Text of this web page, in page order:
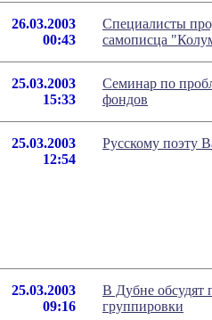
26.03.2003
00:43
Специалисты
самописца
25.03.2003
15:33
Семинар по
фондов
25.03.2003
12:54
Русскому поэту
25.03.2003
09:16
В Дубне обсудят
группировки